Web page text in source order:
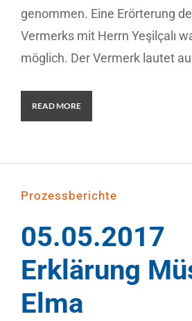
genommen. Eine Erörterung
Vermerks mit Herrn Yeşilçalı
möglich. Der Vermerk lautet
READ MORE
Prozessberichte
05.05.2017
Erklärung
Elma